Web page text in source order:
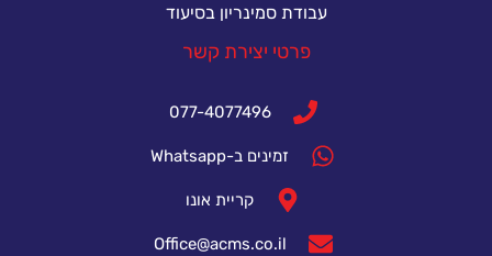
עבודת סמינריון בסיעוד
פרטי יצירת קשר
077-4077496
זמינים ב-Whatsapp
קריית אונו
Office@acms.co.il